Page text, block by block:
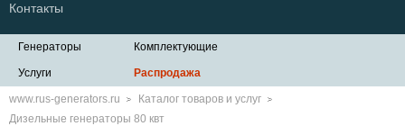
Контакты
Генераторы Комплектующие
Услуги Распродажа
www.rus-generators.ru
Каталог товаров и услуг
Дизельные генераторы 80 квт